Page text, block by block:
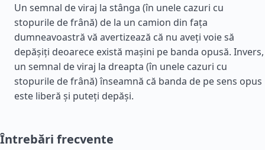
Un semnal de viraj la stânga (în unele cazuri cu
stopurile de frână) de la un camion din fața
dumneavoastră vă avertizează că nu aveți voie să
depășiți deoarece există mașini pe banda opusă. Invers,
un semnal de viraj la dreapta (în unele cazuri cu
stopurile de frână) înseamnă că banda de pe sens opus
este liberă și puteți depăși.
Întrebări frecvente